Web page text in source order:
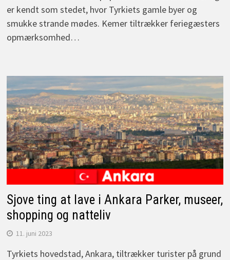
er kendt som stedet, hvor Tyrkiets gamle byer og
smukke strande mødes. Kemer tiltrækker feriegæsters
opmærksomhed…
Sjove ting at lave i Ankara Parker, museer,
shopping og natteliv
11. juni 2023
Tyrkiets hovedstad, Ankara, tiltrækker turister på grund